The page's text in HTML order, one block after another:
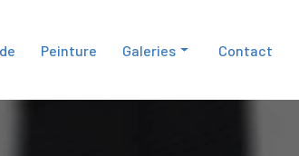
Peinture Galeries Contact